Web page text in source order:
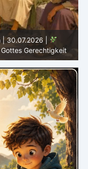
29.07.2026 |
Hiob
an